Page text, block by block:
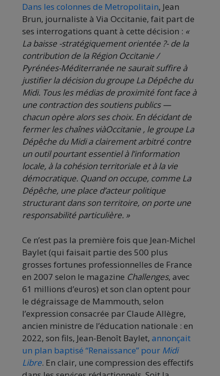
Dans les colonnes de Metropolitain, Jean
Brun, journaliste à Via Occitanie, fait part de
ses interrogations quant à cette décision : «
La baisse -stratégiquement orientée ?- de la
contribution de la Région Occitanie /
Pyrénées-Méditerranée ne saurait suffire à
justifier la décision du groupe La Dépêche du
Midi. Tous les médias de proximité font face à
une contraction des soutiens publics —
chacun opère alors ses choix. En décidant de
fermer les chaînes viàOccitanie , le groupe La
Dépêche du Midi a clairement arbitré contre
un outil pourtant essentiel à l’information
locale, à la cohésion territoriale et à la vie
démocratique. Quand on occupe, comme La
Dépêche, une place d’acteur politique
structurant dans son territoire, on porte une
responsabilité particulière. »
Ce n’est pas la première fois que Jean-Michel
Baylet (qui faisait partie des 500 plus
grosses fortunes professionnelles de France
en 2007 selon le magazine Challenges, avec
61 millions d’euros) et son clan optent pour
le dégraissage de Mammouth, selon
l’expression consacrée par Claude Allègre,
ancien ministre de l’éducation nationale : en
2022, son fils, Jean-Benoît Baylet, annonçait
un plan baptisé “Renaissance” pour Midi
Libre. En clair, une compression des effectifs